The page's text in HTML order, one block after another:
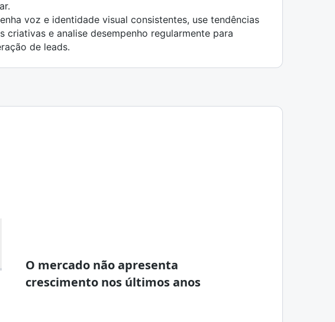
voz e identidade visual consistentes, use tendências
criativas e analise desempenho regularmente para
de leads.
O mercado não apresenta
crescimento nos últimos anos